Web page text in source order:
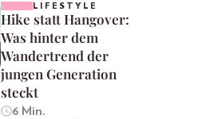
LIFESTYLE
Hike statt Hangover:
Was hinter dem
Wandertrend der
jungen Generation
steckt
6 Min.